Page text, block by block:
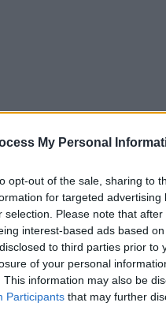
My Personal
opt-out of the sale, sharing to
for targeted
selection. Please note that
interest-based ads based
to third parties prior
of your personal
This information may also be
Participants that may further